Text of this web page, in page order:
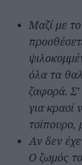
Μαζί με
όλα τα
ζαφορά.
για κρασί
τσίπουρο,
Αν δεν
Ο ζωμός